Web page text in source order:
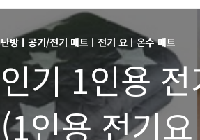
난방ㅣ공기/전기 매트ㅣ전기 요ㅣ온수 매트
인기 1인용
(1인용 전기